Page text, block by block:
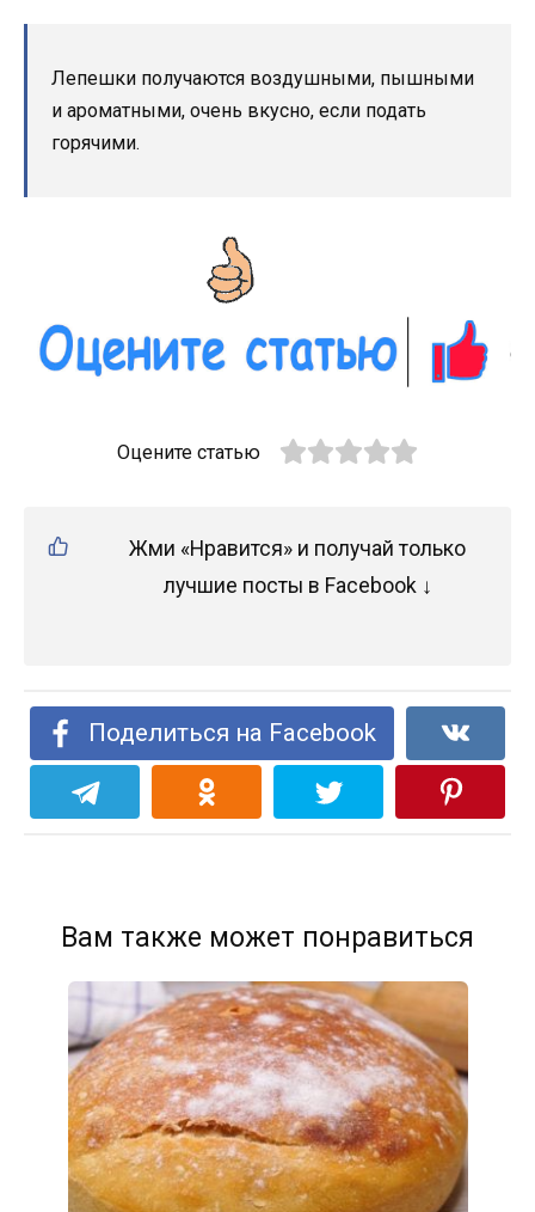
Лепешки получаются воздушными, пышными
и ароматными, очень вкусно, если подать
горячими.
Оцените статью
Жми «Нравится» и получай только
лучшие посты в Facebook ↓
Поделиться на Facebook
Вам также может понравиться